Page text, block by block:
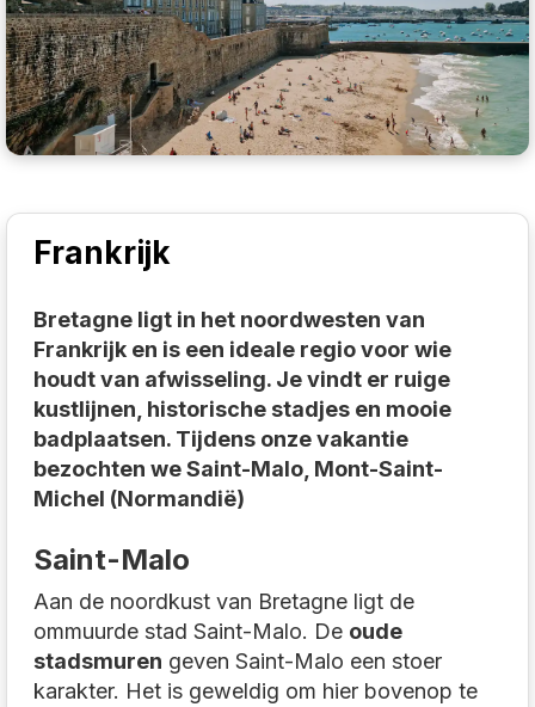
Frankrijk
Bretagne ligt in het noordwesten van
Frankrijk en is een ideale regio voor wie
houdt van afwisseling. Je vindt er ruige
kustlijnen, historische stadjes en mooie
badplaatsen. Tijdens onze vakantie
bezochten we Saint-Malo, Mont-Saint-
Michel (Normandië)
Saint-Malo
Aan de noordkust van Bretagne ligt de
ommuurde stad Saint-Malo. De oude
stadsmuren geven Saint-Malo een stoer
karakter. Het is geweldig om hier bovenop te